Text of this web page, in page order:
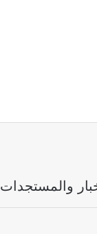
والمستجدات